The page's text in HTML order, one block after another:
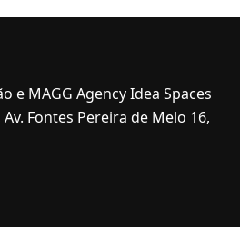
e MAGG Agency Idea Spaces
Fontes Pereira de Melo 16,